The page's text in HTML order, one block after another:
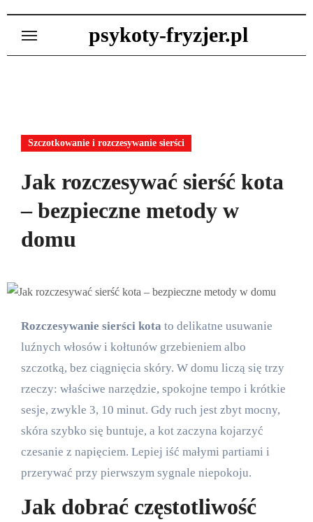
psykoty-fryzjer.pl
Szczotkowanie i rozczesywanie sierści
Jak rozczesywać sierść kota
– bezpieczne metody w
domu
Rozczesywanie sierści kota to delikatne usuwanie
luźnych włosów i kołtunów grzebieniem albo
szczotką, bez ciągnięcia skóry. W domu liczą się trzy
rzeczy: właściwe narzędzie, spokojne tempo i krótkie
sesje, zwykle 3, 10 minut. Gdy ruch jest zbyt mocny,
skóra szybko się buntuje, a kot zaczyna kojarzyć
czesanie z napięciem. Lepiej iść małymi partiami i
przerywać przy pierwszym sygnale niepokoju.
Jak dobrać częstotliwość